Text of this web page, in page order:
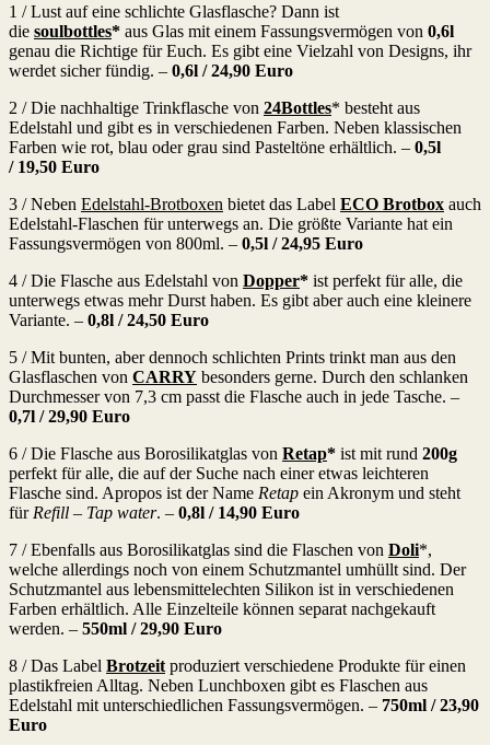
1 / Lust auf eine schlichte Glasflasche? Dann ist
die soulbottles* aus Glas mit einem Fassungsvermögen von 0,6l
genau die Richtige für Euch. Es gibt eine Vielzahl von Designs, ihr
werdet sicher fündig. – 0,6l / 24,90 Euro
2 / Die nachhaltige Trinkflasche von 24Bottles* besteht aus
Edelstahl und gibt es in verschiedenen Farben. Neben klassischen
Farben wie rot, blau oder grau sind Pasteltöne erhältlich. – 0,5l
/ 19,50 Euro
3 / Neben Edelstahl-Brotboxen bietet das Label ECO Brotbox auch
Edelstahl-Flaschen für unterwegs an. Die größte Variante hat ein
Fassungsvermögen von 800ml. – 0,5l / 24,95 Euro
4 / Die Flasche aus Edelstahl von Dopper* ist perfekt für alle, die
unterwegs etwas mehr Durst haben. Es gibt aber auch eine kleinere
Variante. – 0,8l / 24,50 Euro
5 / Mit bunten, aber dennoch schlichten Prints trinkt man aus den
Glasflaschen von CARRY besonders gerne. Durch den schlanken
Durchmesser von 7,3 cm passt die Flasche auch in jede Tasche. –
0,7l / 29,90 Euro
6 / Die Flasche aus Borosilikatglas von Retap* ist mit rund 200g
perfekt für alle, die auf der Suche nach einer etwas leichteren
Flasche sind. Apropos ist der Name Retap ein Akronym und steht
für Refill – Tap water. – 0,8l / 14,90 Euro
7 / Ebenfalls aus Borosilikatglas sind die Flaschen von Doli*,
welche allerdings noch von einem Schutzmantel umhüllt sind. Der
Schutzmantel aus lebensmittelechten Silikon ist in verschiedenen
Farben erhältlich. Alle Einzelteile können separat nachgekauft
werden. – 550ml / 29,90 Euro
8 / Das Label Brotzeit produziert verschiedene Produkte für einen
plastikfreien Alltag. Neben Lunchboxen gibt es Flaschen aus
Edelstahl mit unterschiedlichen Fassungsvermögen. – 750ml / 23,90
Euro